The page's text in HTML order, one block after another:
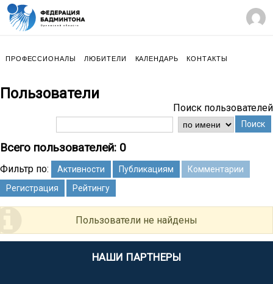
ПРОФЕССИОНАЛЫ ЛЮБИТЕЛИ КАЛЕНДАРЬ КОНТАКТЫ
Пользователи
Поиск пользователей
Поиск
Всего пользователей: 0
Фильтр по: Активности Публикациям
Комментарии
Регистрация
Рейтингу
Пользователи не найдены
НАШИ ПАРТНЕРЫ